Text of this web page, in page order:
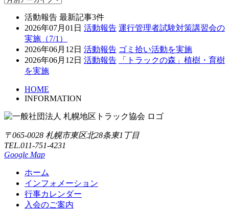
活動報告 最新記事3件
2026年07月01日 活動報告 運行管理者試験対策講習会の
実施（7/1）
2026年06月12日 活動報告 ゴミ拾い活動を実施
2026年06月12日 活動報告
「トラックの森」植樹・育樹
を実施
HOME
INFORMATION
〒065-0028 札幌市東区北28条東1丁目
TEL.011-751-4231
Google Map
ホーム
インフォメーション
行事カレンダー
入会のご案内